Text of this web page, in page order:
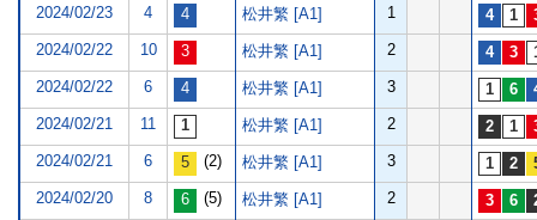
2024/02/23 4 松井繁 [A1] 1
2024/02/22 10 松井繁 [A1] 2
2024/02/22 6 松井繁 [A1] 3
2024/02/21 11 松井繁 [A1] 2
2024/02/21 6 (2) 松井繁 [A1] 3
2024/02/20 8 (5) 松井繁 [A1] 2